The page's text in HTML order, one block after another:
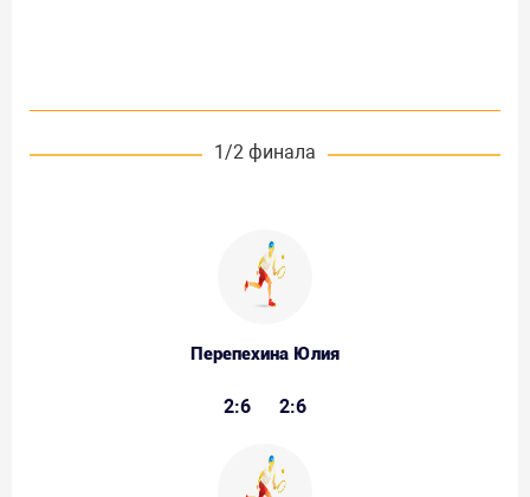
1/2 финала
Перепехина Юлия
2:6 2:6